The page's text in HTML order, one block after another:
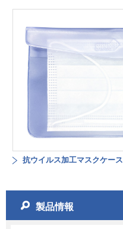
抗ウイルス加工マスクケース
製品情報